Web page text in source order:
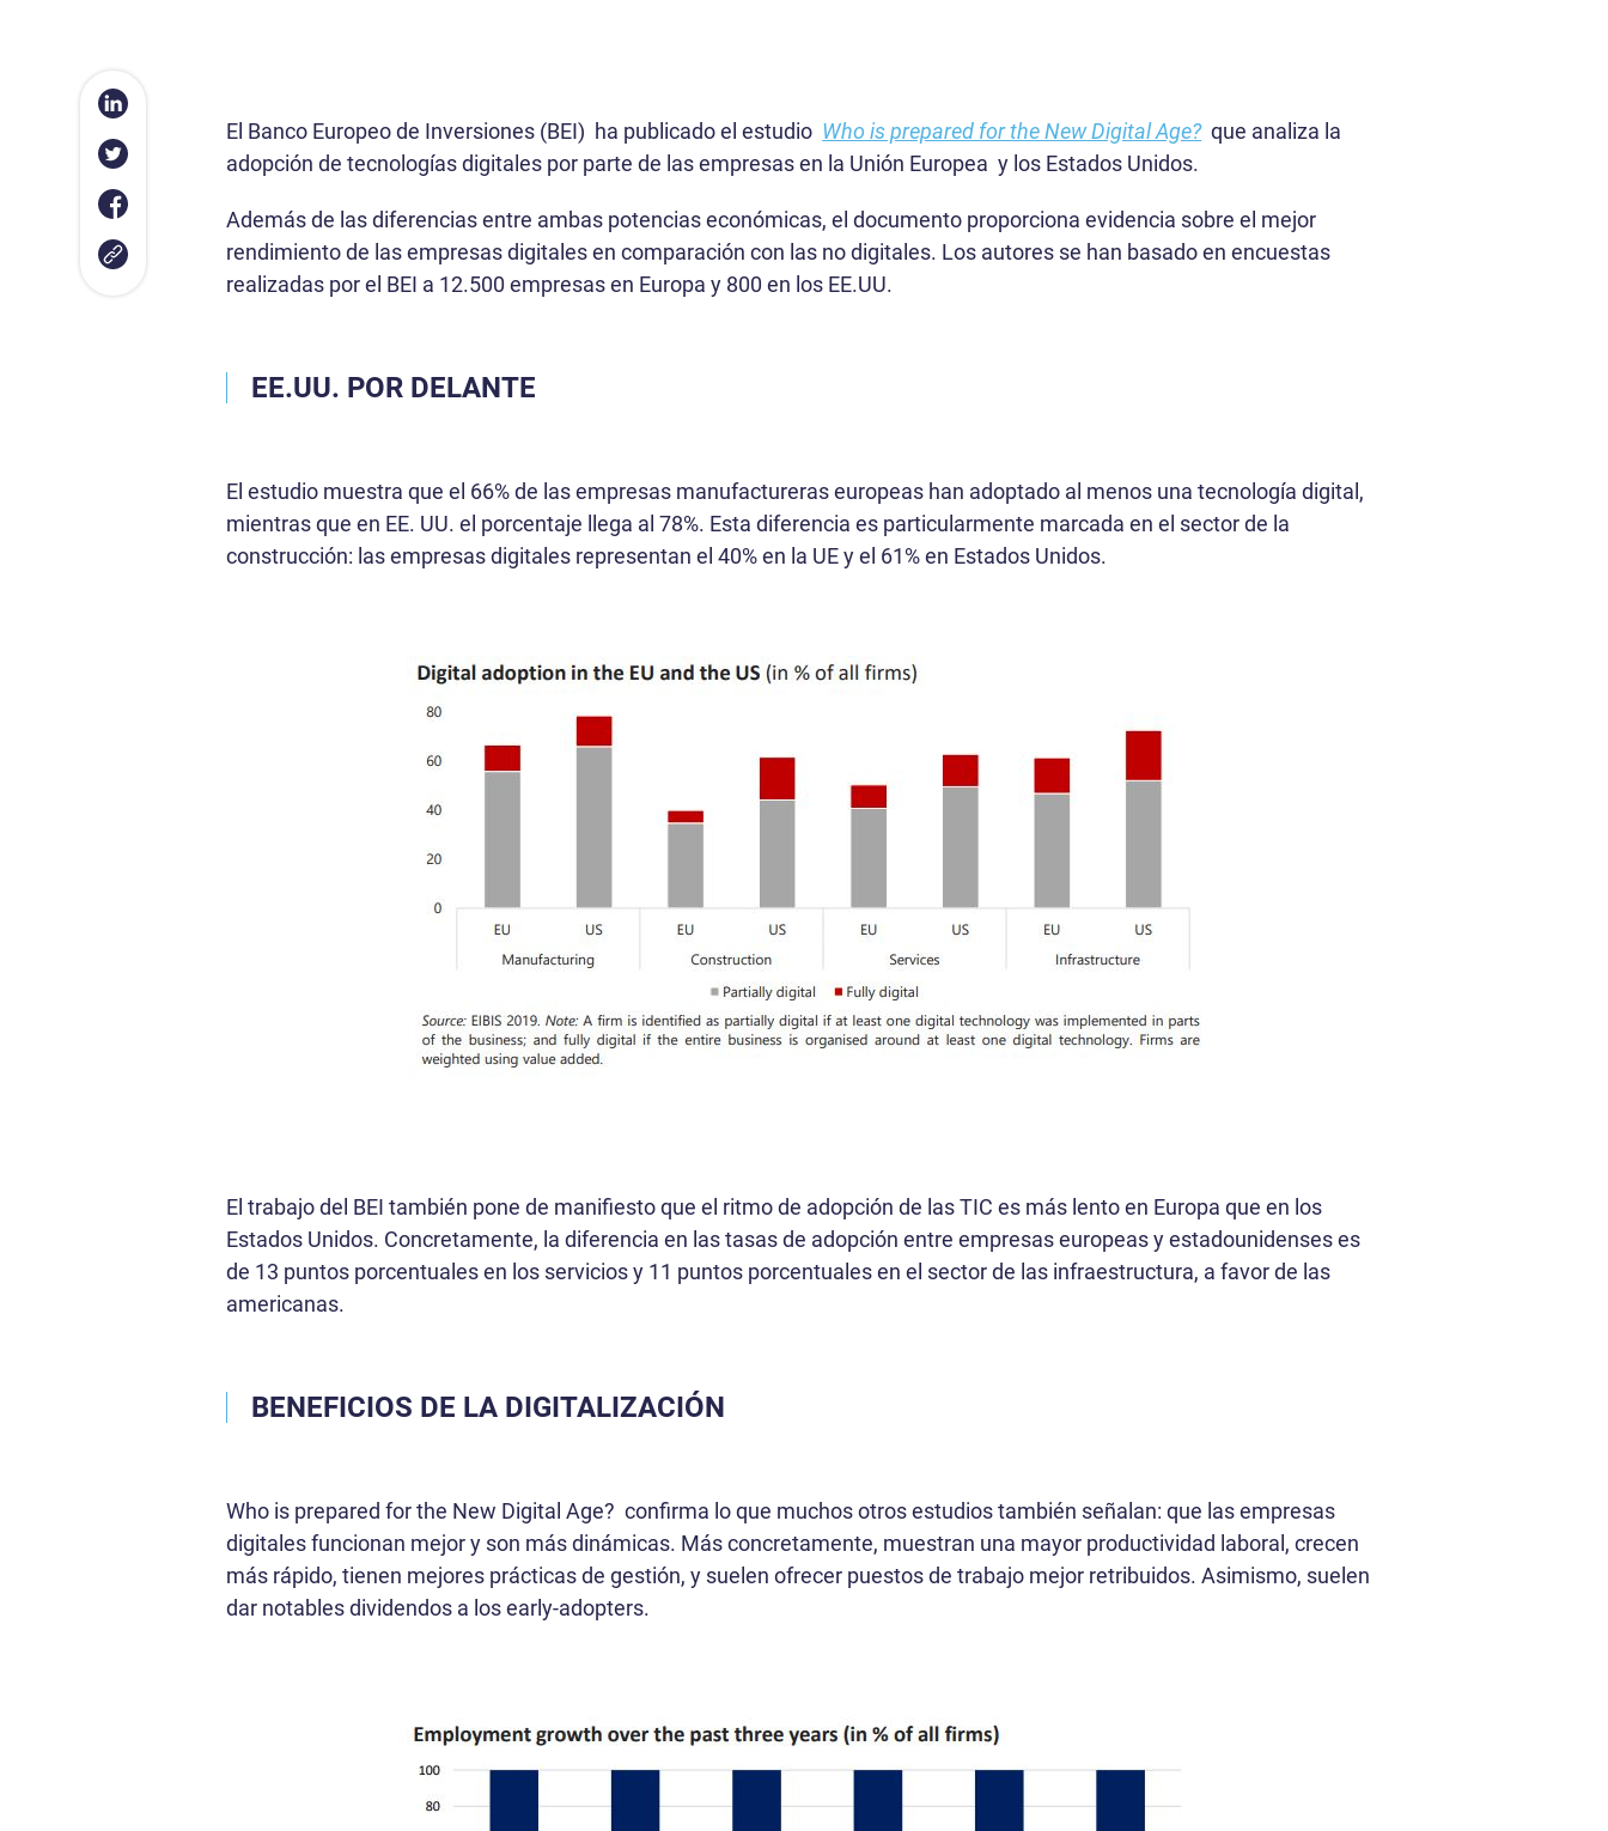
El Banco Europeo de Inversiones (BEI) ha publicado el estudio Who is prepared for the New Digital Age?que analiza la
adopción de tecnologías digitales por parte de las empresas en la Unión Europea y los Estados Unidos.
Además de las diferencias entre ambas potencias económicas, el documento proporciona evidencia sobre el mejor
rendimiento de las empresas digitales en comparación con las no digitales. Los autores se han basado en encuestas
realizadas por el BEI a 12.500 empresas en Europa y 800 en los EE.UU.
EE.UU. POR DELANTE
El estudio muestra que el 66% de las empresas manufactureras europeas han adoptado al menos una tecnología digital,
mientras que en EE. UU. el porcentaje llega al 78%. Esta diferencia es particularmente marcada en el sector de la
construcción: las empresas digitales representan el 40% en la UE y el 61% en Estados Unidos.
El trabajo del BEI también pone de manifiesto que el ritmo de adopción de las TIC es más lento en Europa que en los
Estados Unidos. Concretamente, la diferencia en las tasas de adopción entre empresas europeas y estadounidenses es
de 13 puntos porcentuales en los servicios y 11 puntos porcentuales en el sector de las infraestructura, a favor de las
americanas.
BENEFICIOS DE LA DIGITALIZACIÓN
Who is prepared for the New Digital Age? confirma lo que muchos otros estudios también señalan: que las empresas
digitales funcionan mejor y son más dinámicas. Más concretamente, muestran una mayor productividad laboral, crecen
más rápido, tienen mejores prácticas de gestión, y suelen ofrecer puestos de trabajo mejor retribuidos. Asimismo, suelen
dar notables dividendos a los early-adopters.